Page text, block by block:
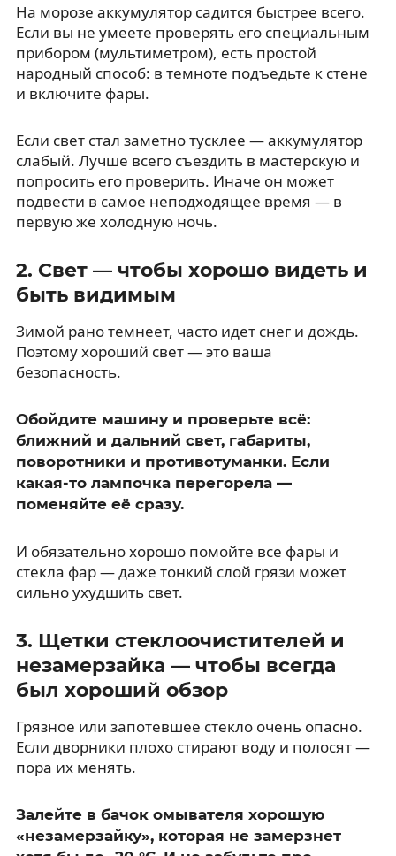
На морозе аккумулятор садится быстрее всего.
Если вы не умеете проверять его специальным
прибором (мультиметром), есть простой
народный способ: в темноте подъедьте к стене
и включите фары.
Если свет стал заметно тусклее — аккумулятор
слабый. Лучше всего съездить в мастерскую и
попросить его проверить. Иначе он может
подвести в самое неподходящее время — в
первую же холодную ночь.
2. Свет — чтобы хорошо видеть и
быть видимым
Зимой рано темнеет, часто идет снег и дождь.
Поэтому хороший свет — это ваша
безопасность.
Обойдите машину и проверьте всё:
ближний и дальний свет, габариты,
поворотники и противотуманки. Если
какая-то лампочка перегорела —
поменяйте её сразу.
И обязательно хорошо помойте все фары и
стекла фар — даже тонкий слой грязи может
сильно ухудшить свет.
3. Щетки стеклоочистителей и
незамерзайка — чтобы всегда
был хороший обзор
Грязное или запотевшее стекло очень опасно.
Если дворники плохо стирают воду и полосят —
пора их менять.
Залейте в бачок омывателя хорошую
«незамерзайку», которая не замерзнет